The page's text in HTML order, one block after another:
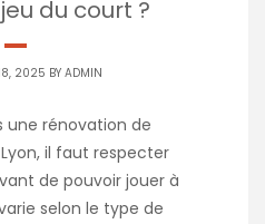
du court ?
2025 BYADMIN
une rénovation de
il faut respecter
de pouvoir jouer à
selon le type de